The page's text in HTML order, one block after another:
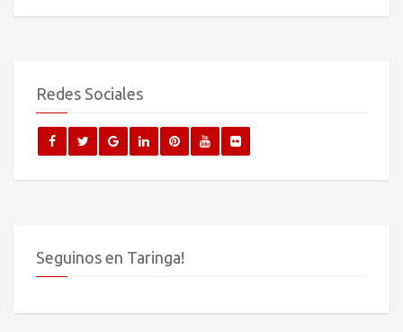
Redes Sociales
Seguinos en Taringa!